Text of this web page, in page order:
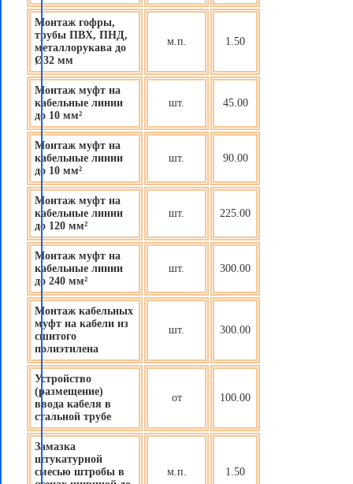
Монтаж гофры,
трубы ПВХ, ПНД,
металлорукава до
Ø32 мм
м.п. 1.50
Монтаж муфт на
кабельные линии
до 10 мм²
шт. 45.00
Монтаж муфт на
кабельные линии
до 10 мм²
шт. 90.00
Монтаж муфт на
кабельные линии
до 120 мм²
шт. 225.00
Монтаж муфт на
кабельные линии
до 240 мм²
шт. 300.00
Монтаж кабельных
муфт на кабели из
сшитого
полиэтилена
шт. 300.00
Устройство
(размещение)
ввода кабеля в
стальной трубе
от 100.00
Замазка
штукатурной
смесью штробы в
м.п. 1.50